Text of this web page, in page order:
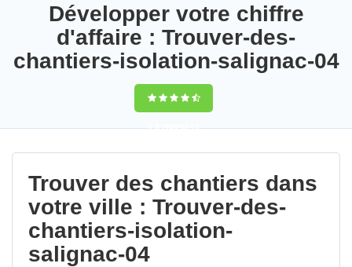
Développer votre chiffre
d'affaire : Trouver-des-
chantiers-isolation-salignac-04
9,5(100%)95
votes
Trouver des chantiers dans
votre ville : Trouver-des-
chantiers-isolation-
salignac-04